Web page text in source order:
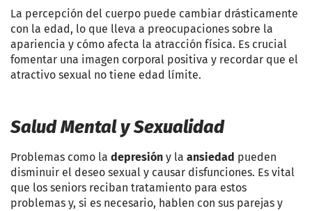
La percepción del cuerpo puede cambiar drásticamente
con la edad, lo que lleva a preocupaciones sobre la
apariencia y cómo afecta la atracción física. Es crucial
fomentar una imagen corporal positiva y recordar que el
atractivo sexual no tiene edad límite.
Salud Mental y Sexualidad
Problemas como la depresión y la ansiedad pueden
disminuir el deseo sexual y causar disfunciones. Es vital
que los seniors reciban tratamiento para estos
problemas y, si es necesario, hablen con sus parejas y